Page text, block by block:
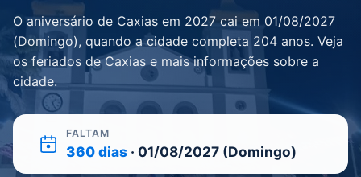
O aniversário de Caxias em 2027 cai em 01/08/2027
(Domingo), quando a cidade completa 204 anos. Veja
os feriados de Caxias e mais informações sobre a
cidade.
FALTAM
360 dias · 01/08/2027 (Domingo)